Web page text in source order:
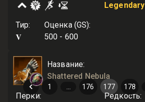
Legendary
Тир:
V
Оценка (GS):
500 - 600
Название:
Shattered Nebula
Перки: Редкость:
1 176 177 178